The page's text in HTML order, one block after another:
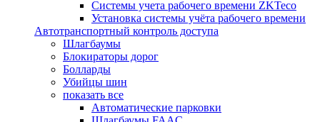
Системы учета рабочего времени ZKTeco
Установка системы учёта рабочего времени
Автотранспортный контроль доступа
Шлагбаумы
Блокираторы дорог
Болларды
Убийцы шин
показать все
Автоматические парковки